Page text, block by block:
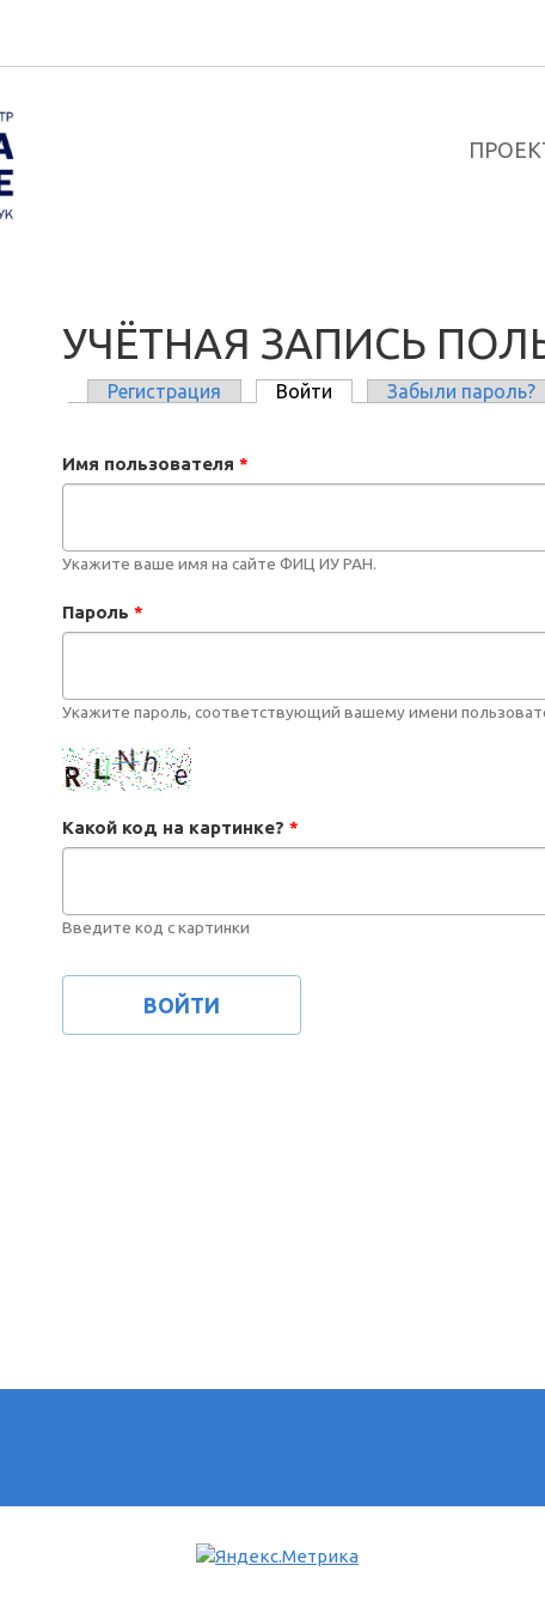
УЧЁТНАЯ ЗАПИСЬ
Регистрация Войти (активная вкладка)
Забыли пароль?
Имя пользователя *
Укажите ваше имя на сайте ФИЦ ИУ РАН.
Пароль *
Укажите пароль, соответствующий вашему имени
Какой код на картинке? *
Введите код с картинки